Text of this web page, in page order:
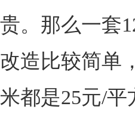
贵。那么一套
改造比较简单
米都是25元/